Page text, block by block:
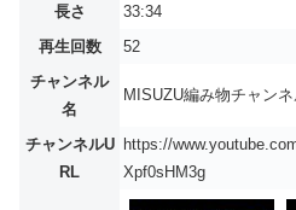
長さ
33:34
再生回数
52
チャンネル
名
MISUZU編み物チャン
チャンネルU
RL
https://
Xpf0sHM3g